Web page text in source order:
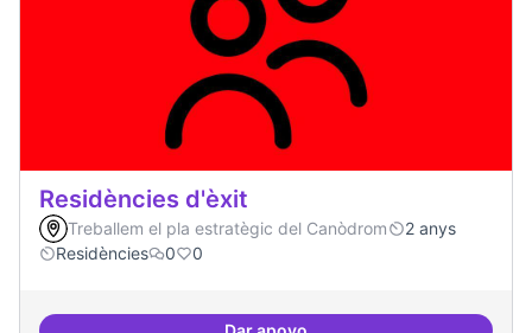
Residències d'èxit
Treballem el pla estratègic del Canòdrom
2 anys
Residències
0 0